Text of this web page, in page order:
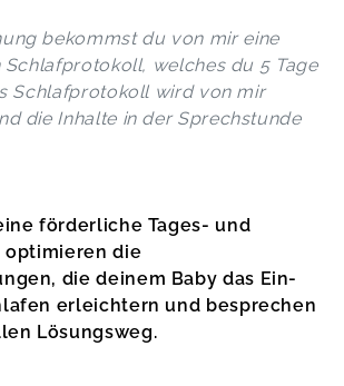
bekommst du von mir eine
Schlafprotokoll, welches du 5 Tage
Schlafprotokoll wird von mir
die Inhalte in der Sprechstunde
förderliche Tages- und
optimieren die
die deinem Baby das Ein-
erleichtern und besprechen
Lösungsweg.